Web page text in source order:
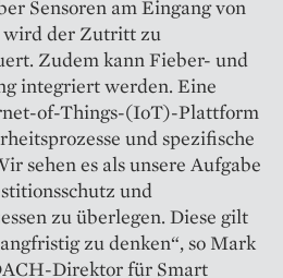
Sensoren am Eingang von
wird der Zutritt zu
Zudem kann Fieber- und
integriert werden. Eine
of-Things-(IoT)-Plattform
und spezifi­sche
sehen es als unsere Aufgabe
und
zu überlegen. Diese gilt
zu denken“, so Mark
Direktor für Smart